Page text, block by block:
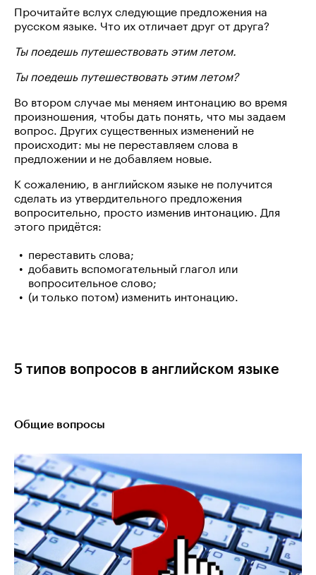
Прочитайте вслух следующие предложения на
русском языке. Что их отличает друг от друга?
Ты поедешь путешествовать этим летом.
Ты поедешь путешествовать этим летом?
Во втором случае мы меняем интонацию во время
произношения, чтобы дать понять, что мы задаем
вопрос. Других существенных изменений не
происходит: мы не переставляем слова в
предложении и не добавляем новые.
К сожалению, в английском языке не получится
сделать из утвердительного предложения
вопросительно, просто изменив интонацию. Для
этого придётся:
переставить слова;
добавить вспомогательный глагол или
вопросительное слово;
(и только потом) изменить интонацию.
5 типов вопросов в английском языке
Общие вопросы